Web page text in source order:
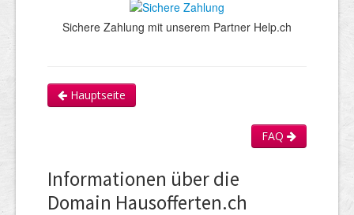
Sichere Zahlung mit unserem Partner Help.ch
Hauptseite
FAQ
Informationen über die
Domain Hausofferten.ch